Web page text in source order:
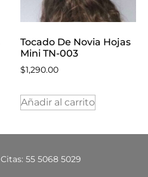
Tocado De Novia Hojas
Mini TN-003
$1,290.00
Añadir al carrito
Citas: 55 5068 5029